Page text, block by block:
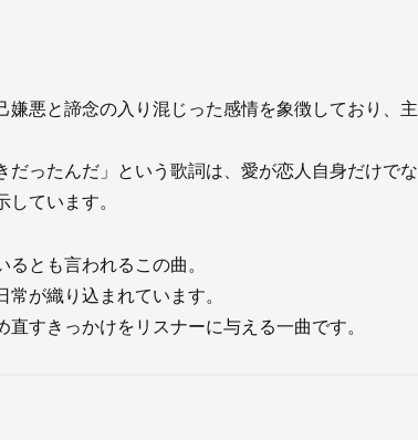
悪と諦念の入り混じった感情を象徴しており、主
ったんだ」という歌詞は、愛が恋人自身だけでな
ています。
とも言われるこの曲。
が織り込まれています。
すきっかけをリスナーに与える一曲です。